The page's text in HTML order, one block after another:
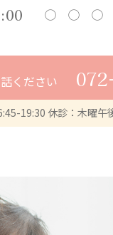
◯ ◯ ◯
ください
19:30 休診：木曜午